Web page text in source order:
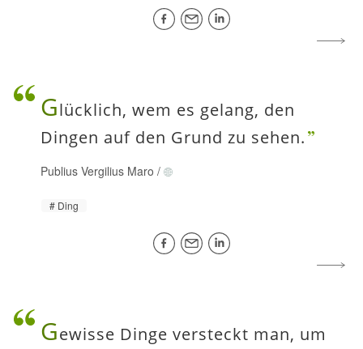
Glücklich, wem es gelang, den
Dingen auf den Grund zu sehen.
Publius Vergilius Maro /
Ding
Gewisse Dinge versteckt man, um